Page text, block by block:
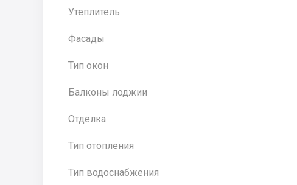
Утеплитель
Фасады
Тип окон
Балконы лоджии
Отделка
Тип отопления
Тип водоснабжения